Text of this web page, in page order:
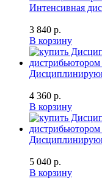
Интенсивная
3 840 р.
В корзину
4 360 р.
В корзину
5 040 р.
В корзину